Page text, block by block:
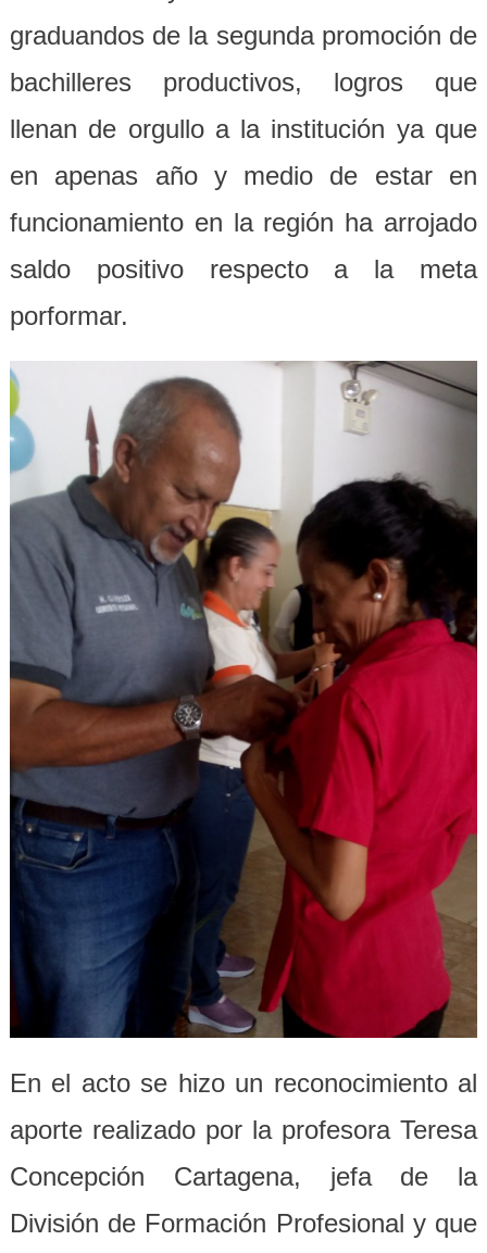
graduandos de la segunda promoción de
bachilleres productivos, logros que
llenan de orgullo a la institución ya que
en apenas año y medio de estar en
funcionamiento en la región ha arrojado
saldo positivo respecto a la meta
porformar.
En el acto se hizo un reconocimiento al
aporte realizado por la profesora Teresa
Concepción Cartagena, jefa de la
División de Formación Profesional y que